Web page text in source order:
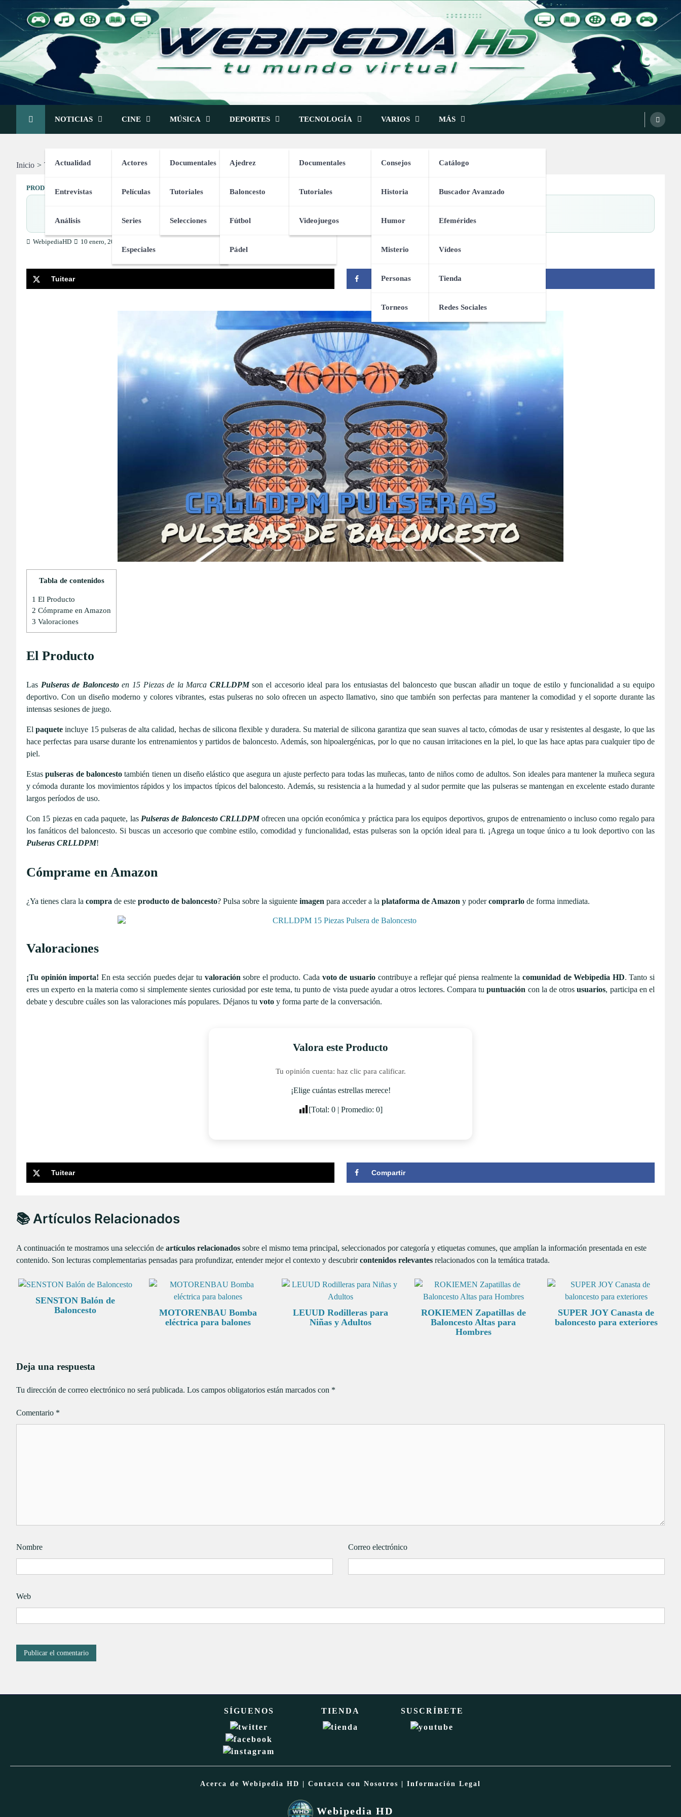
to
content
NOTICIAS
Actualidad
Entrevistas
Análisis
CINE
Actores
Películas
Series
Especiales
MÚSICA
Documentales
Tutoriales
Selecciones
DEPORTES
Ajedrez
Baloncesto
Fútbol
Pádel
TECNOLOGÍA
Documentales
Tutoriales
Videojuegos
VARIOS
Consejos
Historia
Humor
Misterio
Personas
Torneos
MÁS
Catálogo
Buscador Avanzado
Efemérides
Vídeos
Tienda
Redes Sociales
Inicio Tienda CRLLDPM 15 Piezas Pulsera de Baloncesto
PRODUCTOS DE DEPORTES
CRLLDPM 15 Piezas Pulsera de Baloncesto
WebipediaHD 10 enero, 2025
Tuitear Compartir
Tabla de contenidos
1 El Producto
2 Cómprame en Amazon
3 Valoraciones
El Producto
Las Pulseras de Baloncestoen 15 Piezas de la Marca CRLLDPMson el accesorio ideal para los entusiastas del baloncesto que buscan añadir un toque de estilo y funcionalidad a su equipo
deportivo. Con un diseño moderno y colores vibrantes, estas pulseras no solo ofrecen un aspecto llamativo, sino que también son perfectas para mantener la comodidad y el soporte durante las
intensas sesiones de juego.
Elpaquete incluye 15 pulseras de alta calidad, hechas de silicona flexible y duradera. Su material de silicona garantiza que sean suaves al tacto, cómodas de usar y resistentes al desgaste, lo que las
hace perfectas para usarse durante los entrenamientos y partidos de baloncesto. Además, son hipoalergénicas, por lo que no causan irritaciones en la piel, lo que las hace aptas para cualquier tipo de
piel.
Estaspulseras de baloncestotambién tienen un diseño elástico que asegura un ajuste perfecto para todas las muñecas, tanto de niños como de adultos. Son ideales para mantener la muñeca segura
y cómoda durante los movimientos rápidos y los impactos típicos del baloncesto. Además, su resistencia a la humedad y al sudor permite que las pulseras se mantengan en excelente estado durante
largos períodos de uso.
Con 15 piezas en cada paquete, las Pulseras de Baloncesto CRLLDPMofrecen una opción económica y práctica para los equipos deportivos, grupos de entrenamiento o incluso como regalo para
los fanáticos del baloncesto. Si buscas un accesorio que combine estilo, comodidad y funcionalidad, estas pulseras son la opción ideal para ti. ¡Agrega un toque único a tu look deportivo con las
Pulseras CRLLDPM!
Cómprame en Amazon
¿Ya tienes clara la compra de este producto de baloncesto? Pulsa sobre la siguiente imagen para acceder a la plataforma de Amazon y podercomprarlo de forma inmediata.
Valoraciones
¡Tu opinión importa! En esta sección puedes dejar tu valoración sobre el producto. Cada voto de usuariocontribuye a reflejar qué piensa realmente la comunidad de Webipedia HD. Tanto si
eres un experto en la materia como si simplemente sientes curiosidad por este tema, tu punto de vista puede ayudar a otros lectores. Compara tupuntuación con la de otrosusuarios, participa en el
debate y descubre cuáles son las valoraciones más populares. Déjanos tu voto y forma parte de la conversación.
Valora este Producto
Tu opinión cuenta: haz clic para calificar.
¡Elige cuántas estrellas merece!
[Total: 0 | Promedio: 0]
Tuitear Compartir
📚 Artículos Relacionados
A continuación te mostramos una selección de artículos relacionados sobre el mismo tema principal, seleccionados por categoría y etiquetas comunes, que amplían la información presentada en este
contenido. Son lecturas complementarias pensadas para profundizar, entender mejor el contexto y descubrircontenidos relevantes relacionados con la temática tratada.
SENSTON Balón de
Baloncesto
MOTORENBAU Bomba
eléctrica para balones
LEUUD Rodilleras para
Niñas y Adultos
ROKIEMEN Zapatillas de
Baloncesto Altas para
Hombres
SUPER JOY Canasta de
baloncesto para exteriores
Deja una respuesta
Tu dirección de correo electrónico no será publicada. Los campos obligatorios están marcados con *
Comentario *
Nombre Correo electrónico
Web
SÍGUENOS TIENDA SUSCRÍBETE
Acerca de Webipedia HD Contacta con Nosotros Información Legal
Webipedia HD